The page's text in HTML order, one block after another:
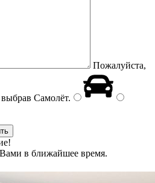
Пожалуйста,
Самолёт.
в ближайшее время.